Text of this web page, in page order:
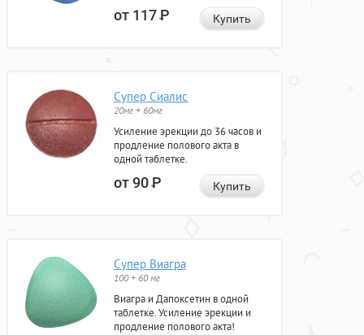
от 117Р Купить
Супер Сиалис
20мг + 60мг
Усиление эрекции до 36 часов и
продление полового акта в
одной таблетке.
от 90Р Купить
Супер Виагра
100 + 60 мг
Виагра и Дапоксетин в одной
таблетке. Усиление эрекции и
продление полового акта!